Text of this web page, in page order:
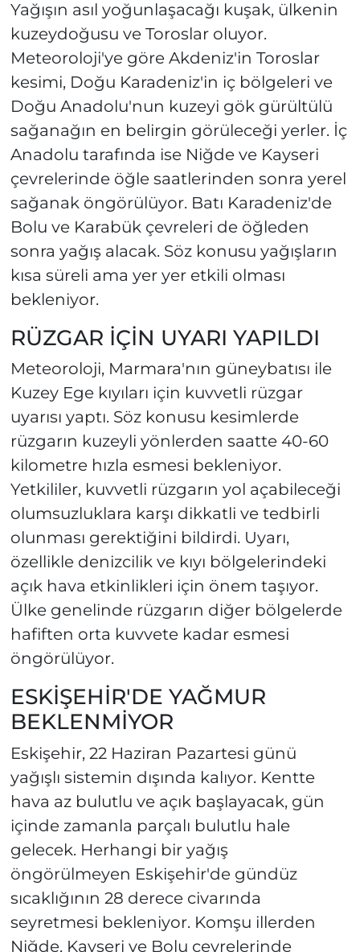
Yağışın asıl yoğunlaşacağı kuşak, ülkenin
kuzeydoğusu ve Toroslar oluyor.
Meteoroloji'ye göre Akdeniz'in Toroslar
kesimi, Doğu Karadeniz'in iç bölgeleri ve
Doğu Anadolu'nun kuzeyi gök gürültülü
sağanağın en belirgin görüleceği yerler. İç
Anadolu tarafında ise Niğde ve Kayseri
çevrelerinde öğle saatlerinden sonra yerel
sağanak öngörülüyor. Batı Karadeniz'de
Bolu ve Karabük çevreleri de öğleden
sonra yağış alacak. Söz konusu yağışların
kısa süreli ama yer yer etkili olması
bekleniyor.
RÜZGAR İÇİN UYARI YAPILDI
Meteoroloji, Marmara'nın güneybatısı ile
Kuzey Ege kıyıları için kuvvetli rüzgar
uyarısı yaptı. Söz konusu kesimlerde
rüzgarın kuzeyli yönlerden saatte 40-60
kilometre hızla esmesi bekleniyor.
Yetkililer, kuvvetli rüzgarın yol açabileceği
olumsuzluklara karşı dikkatli ve tedbirli
olunması gerektiğini bildirdi. Uyarı,
özellikle denizcilik ve kıyı bölgelerindeki
açık hava etkinlikleri için önem taşıyor.
Ülke genelinde rüzgarın diğer bölgelerde
hafiften orta kuvvete kadar esmesi
öngörülüyor.
ESKİŞEHİR'DE YAĞMUR
BEKLENMİYOR
Eskişehir, 22 Haziran Pazartesi günü
yağışlı sistemin dışında kalıyor. Kentte
hava az bulutlu ve açık başlayacak, gün
içinde zamanla parçalı bulutlu hale
gelecek. Herhangi bir yağış
öngörülmeyen Eskişehir'de gündüz
sıcaklığının 28 derece civarında
seyretmesi bekleniyor. Komşu illerden
Niğde, Kayseri ve Bolu çevrelerinde